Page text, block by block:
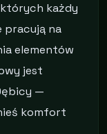
każdy
pracują na
elementów
jest
—
komfort